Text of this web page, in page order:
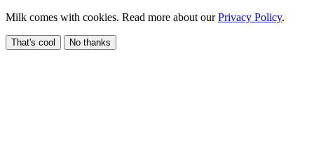
Milk comes with cookies. Read more about ourPrivacy Policy.
That's cool No thanks